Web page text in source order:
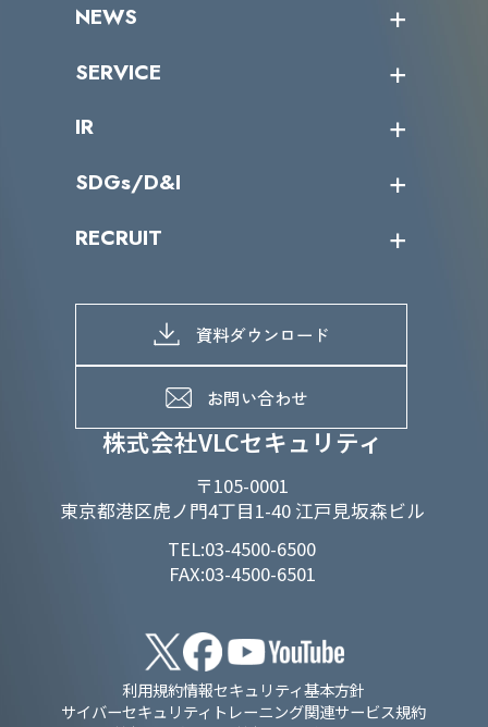
株式会社VLCセキュリティ
〒105-0001
東京都港区虎ノ門4丁目1-40 江戸見坂森ビル
TEL:03-4500-6500
FAX:03-4500-6501
トップメッセージ
ミッション／ビジョン
パートナー企業一覧
NEWS
サイバーニュース
SERVICE
カテゴリー別サービス一覧
IR
IRカレンダー
IRライブラリー
よくあるご質問
SDGs/D&I
当グループのマテリアリティ
SDGs推進体制
D&Iの取り組み
RECRUIT
募集職種一覧
メッセージ
メンバーインタビュー
資料ダウンロード
お問い合わせ
利用規約情報セキュリティ基本方針
サイバーセキュリティトレーニング関連サービス規約